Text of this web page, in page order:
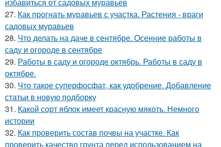
27. Как прогнать муравьев с участка. Растения - враги
садовых муравьев
28. Что делать на даче в сентябре. Осенние работы в
саду и огороде в сентябре
29. Работы в саду и огороде октябрь. Работы в саду в
октябре.
30. Что такое суперфосфат, как удобрение. Добавление
статьи в новую подборку
31. Какой сорт яблок имеет красную мякоть. Немного
истории
32. Как проверить состав почвы на участке. Как
проверить качество грунта перед использованием на